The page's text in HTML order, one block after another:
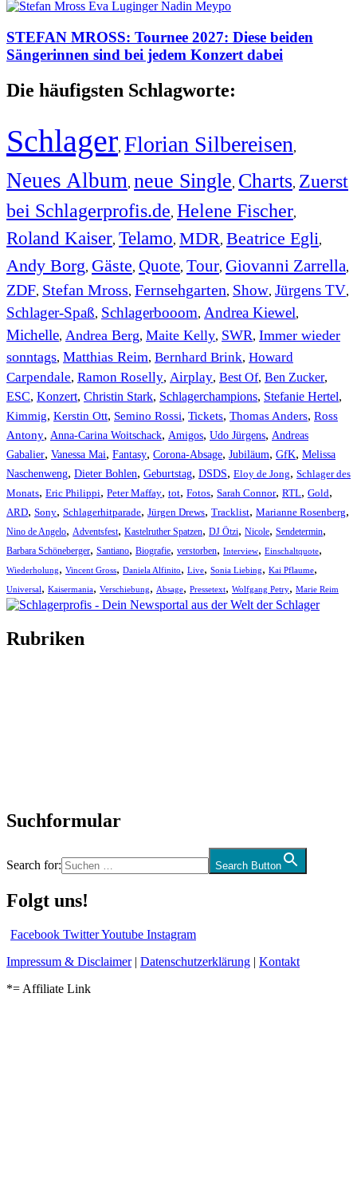
STEFAN MROSS: Tournee 2027: Diese beiden
Sängerinnen sind bei jedem Konzert dabei
Die häufigsten Schlagworte:
Schlager, Florian Silbereisen,
Neues Album, neue Single, Charts, Zuerst
bei Schlagerprofis.de, Helene Fischer,
Roland Kaiser, Telamo, MDR, Beatrice Egli,
Andy Borg, Gäste, Quote, Tour, Giovanni Zarrella,
ZDF, Stefan Mross, Fernsehgarten, Show, Jürgens TV,
Schlager-Spaß, Schlagerbooom, Andrea Kiewel,
Michelle, Andrea Berg, Maite Kelly, SWR, Immer wieder
sonntags, Matthias Reim, Bernhard Brink, Howard
Carpendale, Ramon Roselly, Airplay, Best Of, Ben Zucker,
ESC, Konzert, Christin Stark, Schlagerchampions, Stefanie Hertel,
Kimmig, Kerstin Ott, Semino Rossi, Tickets, Thomas Anders, Ross
Antony, Anna-Carina Woitschack, Amigos, Udo Jürgens, Andreas
Gabalier, Vanessa Mai, Fantasy, Corona-Absage, Jubiläum, GfK, Melissa
Naschenweng, Dieter Bohlen, Geburtstag, DSDS, Eloy de Jong, Schlager des
Monats, Eric Philippi, Peter Maffay, tot, Fotos, Sarah Connor, RTL, Gold,
ARD, Sony, Schlagerhitparade, Jürgen Drews, Tracklist, Marianne Rosenberg,
Nino de Angelo, Adventsfest, Kastelruther Spatzen, DJ Ötzi, Nicole, Sendetermin,
Barbara Schöneberger, Santiano, Biografie, verstorben, Interview, Einschaltquote,
Wiederholung, Vincent Gross, Daniela Alfinito, Live, Sonia Liebing, Kai Pflaume,
Universal, Kaisermania, Verschiebung, Absage, Pressetext, Wolfgang Petry, Marie Reim
Rubriken
Suchformular
Search for: Search Button
Folgt uns!
Facebook TwitterYoutube Instagram
Impressum & Disclaimer| Datenschutzerklärung | Kontakt
*= Affiliate Link